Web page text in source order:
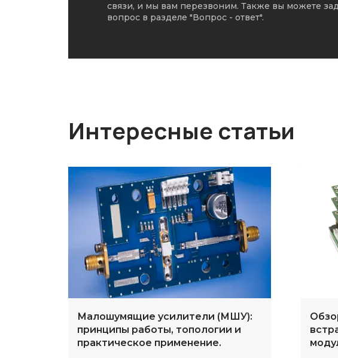
связи, и мы вам перезвоним. Также вы можете
вопрос в разделе "Вопрос - ответ".
Интересные статьи
Малошумящие усилители (МШУ):
принципы работы, топологии и
практическое применение.